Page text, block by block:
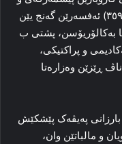
ژمارەکا پلەدارێن پێشمەرگەی ئامادەبوو، (٣٥٩) ئەفسەرێن گەنج یێن
بەکالۆریۆسن، پشتی ب
ئەکادیمی و پراکتیکی،
ڕێزێن وەزارەتا
پەیڤەک پێشکێش
و مالباتێن وان،